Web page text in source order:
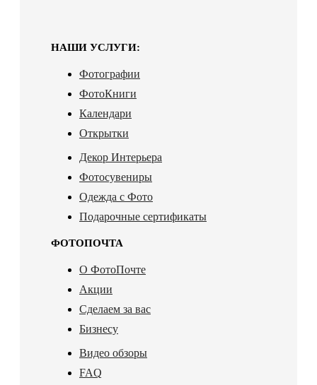
НАШИ УСЛУГИ:
Фотографии
ФотоКниги
Календари
Открытки
Декор Интерьера
Фотосувениры
Одежда с Фото
Подарочные сертификаты
ФОТОПОЧТА
О ФотоПочте
Акции
Сделаем за вас
Бизнесу
Видео обзоры
FAQ